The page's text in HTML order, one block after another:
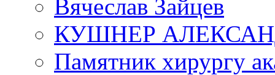
Вячеслав Зайцев
КУШНЕР
Памятник хирургу